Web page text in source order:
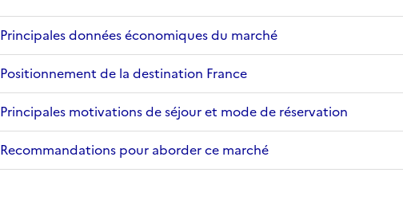
Principales données économiques du marché
Positionnement de la destination France
Principales motivations de séjour et mode de réservation
Recommandations pour aborder ce marché